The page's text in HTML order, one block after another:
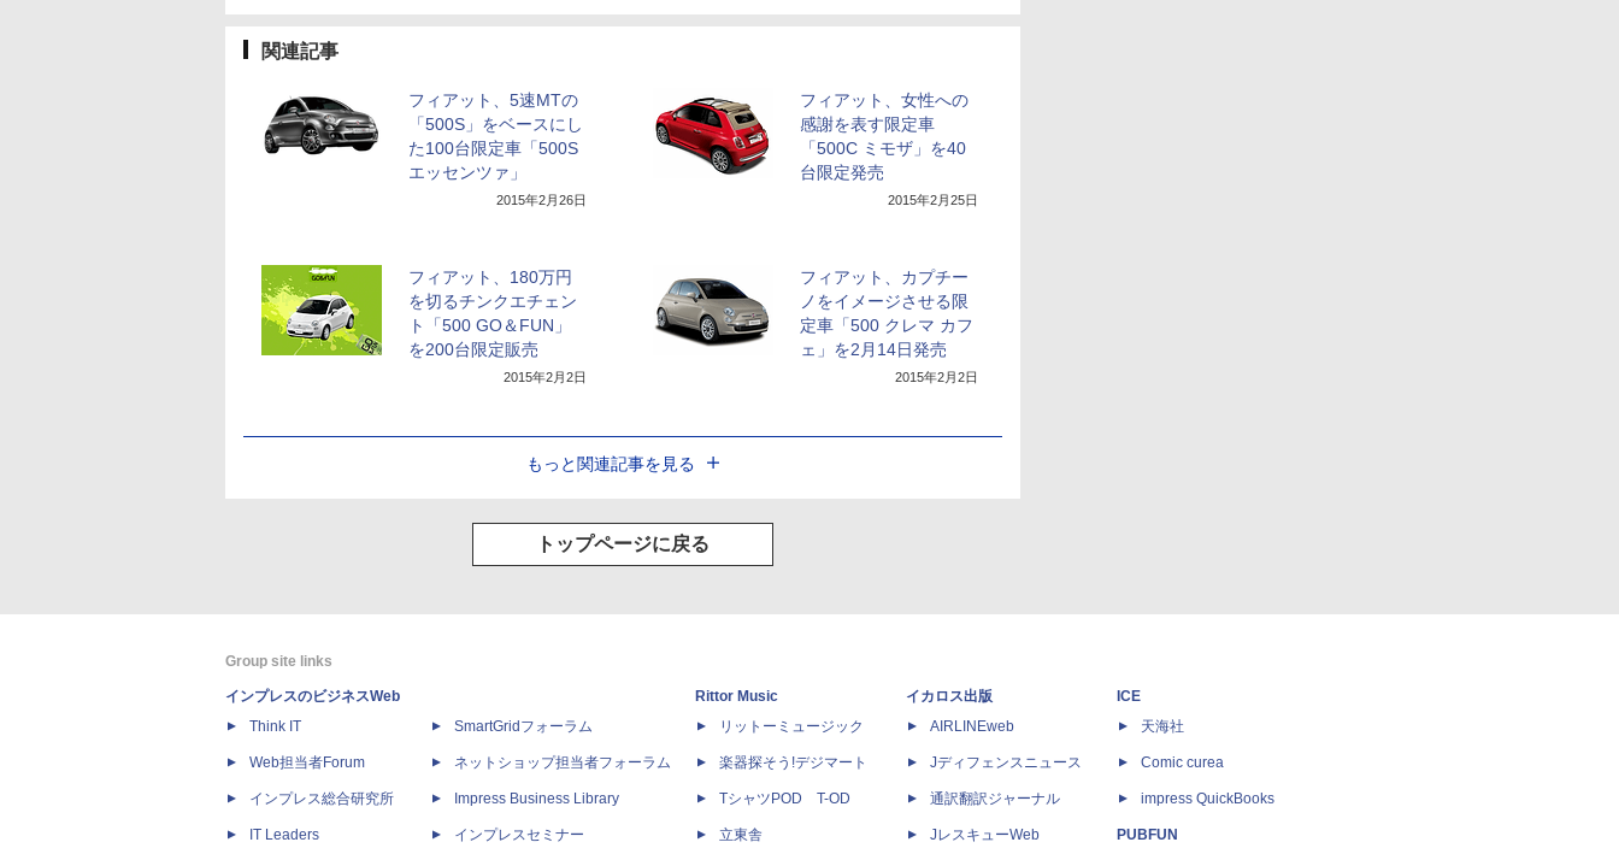
関連記事
フィアット、5速MTの
「500S」をベースにし
た100台限定車「500S
エッセンツァ」
2015年2月26日
フィアット、女性への
感謝を表す限定車
「500C ミモザ」を40
台限定発売
2015年2月25日
フィアット、180万円
を切るチンクエチェン
ト「500 GO＆FUN」
を200台限定販売
2015年2月2日
フィアット、カプチー
ノをイメージさせる限
定車「500 クレマ カフ
ェ」を2月14日発売
2015年2月2日
もっと関連記事を見る
トップページに戻る
Group site links
インプレスのビジネスWeb
Think IT
Web担当者Forum
インプレス総合研究所
IT Leaders
SmartGridフォーラム
ネットショップ担当者フォーラム
Impress Business Library
インプレスセミナー
Rittor Music
リットーミュージック
楽器探そう!デジマート
TシャツPOD T-OD
立東舎
イカロス出版
AIRLINEweb
Jディフェンスニュース
通訳翻訳ジャーナル
JレスキューWeb
ICE
天海社
Comic curea
impress QuickBooks
PUBFUN